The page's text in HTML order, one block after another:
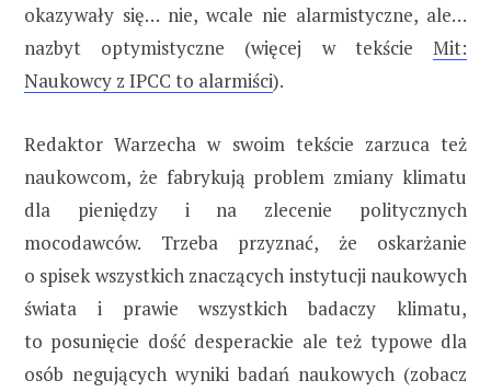
okazywały się… nie, wcale nie alarmistyczne, ale…
nazbyt optymistyczne (więcej w tekście Mit:
Naukowcy z IPCC to alarmiści).
Redaktor Warzecha w swoim tekście zarzuca też
naukowcom, że fabrykują problem zmiany klimatu
dla pieniędzy i na zlecenie politycznych
mocodawców. Trzeba przyznać, że oskarżanie
o spisek wszystkich znaczących instytucji naukowych
świata i prawie wszystkich badaczy klimatu,
to posunięcie dość desperackie ale też typowe dla
osób negujących wyniki badań naukowych (zobacz